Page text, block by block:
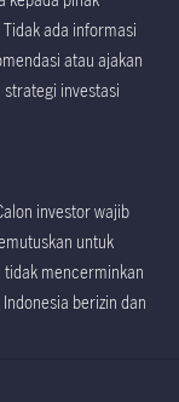
ada informasi
atau ajakan
investasi
investor wajib
untuk
mencerminkan
berizin dan